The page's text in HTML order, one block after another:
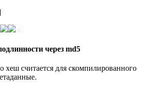
через md5
считается для скомпилированного